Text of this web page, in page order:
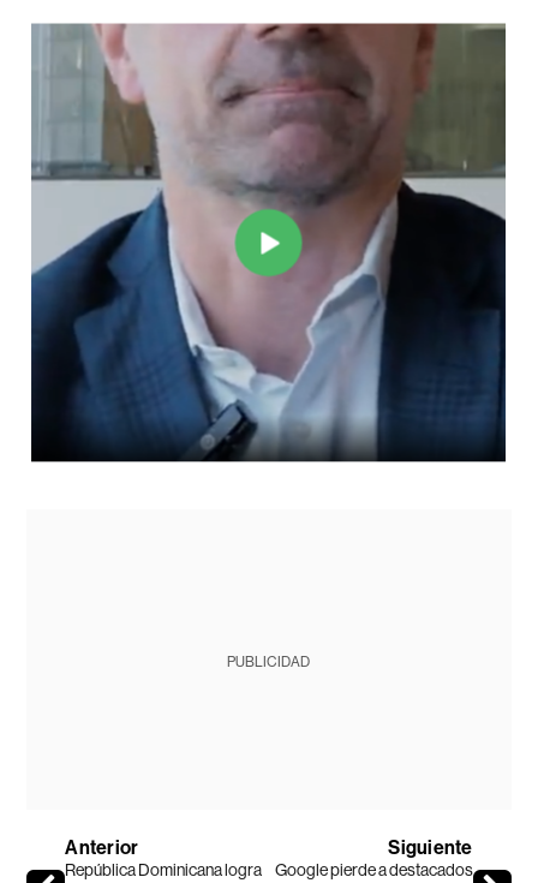
PUBLICIDAD
Anterior
República Dominicana logra
Siguiente
Google pierde a destacados